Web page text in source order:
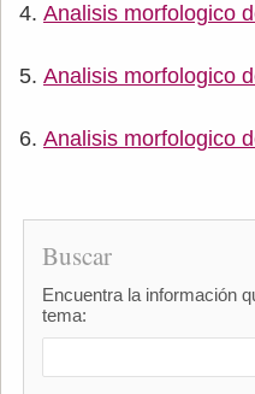
Analisis morfologico
Analisis morfologico
Analisis morfologico
Buscar
Encuentra la información
tema: